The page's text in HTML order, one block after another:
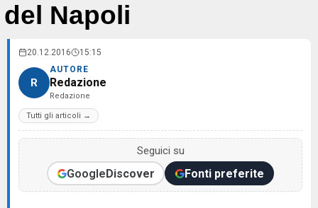
del Napoli
20.12.2016 15:15
R
AUTORE
Redazione
Redazione
Tutti gli articoli →
Seguici su
GoogleDiscover Fonti preferite